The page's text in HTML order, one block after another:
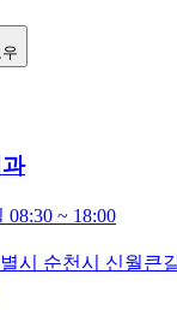
08:30 ~ 18:00
시 순천시 신월큰